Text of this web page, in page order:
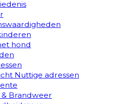
hond
Nuttige adressen
& Brandweer